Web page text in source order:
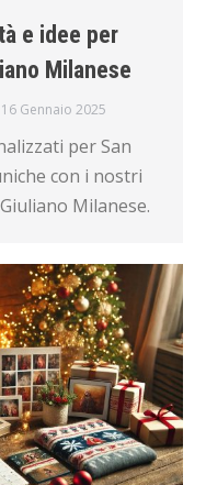
e idee per
Milanese
16 Gennaio 2025
per San
con i nostri
Milanese.